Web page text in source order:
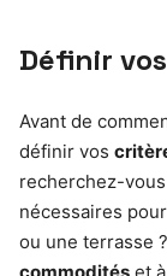
Définir
Avant de
définir vos
recherchez-
nécessaires
ou une terrasse
commodités et